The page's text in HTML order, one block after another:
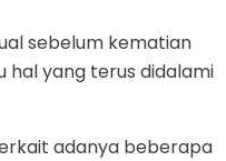
sebelum kematian
hal yang terus didalami
adanya beberapa